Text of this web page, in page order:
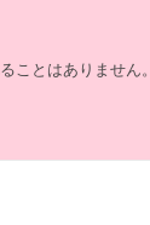
ことはありません。